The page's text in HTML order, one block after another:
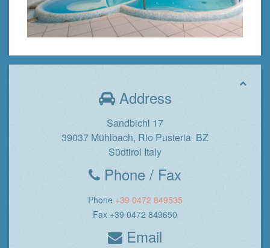
Address
Sandbichl 17
39037 Mühlbach, Rio Pusteria BZ
Südtirol Italy
Phone / Fax
Phone +39 0472 849535
Fax +39 0472 849650
Email